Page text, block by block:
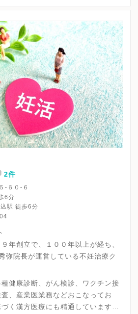
2件
‐６０‐６
6分
駅 徒歩6分
年創立で、１００年以上が経ち、
弥院長が運営している不妊治療ク
健康診断、がん検診、ワクチン接
、産業医業務などおこなってお
く漢方医療にも精通しています。